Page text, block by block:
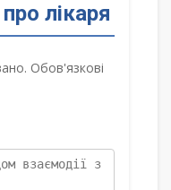
лікаря
Обов'язкові